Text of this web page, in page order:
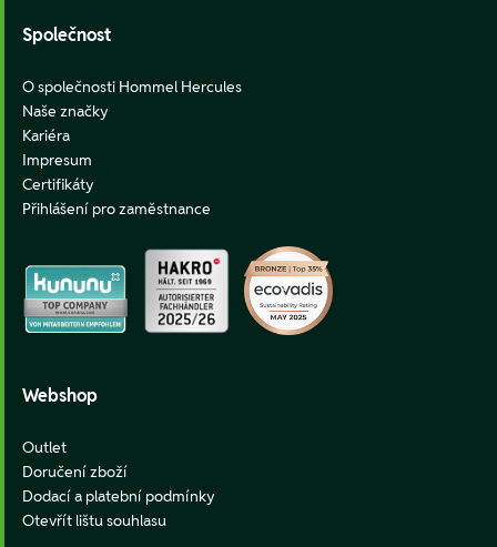
Společnost
O společnosti Hommel Hercules
Naše značky
Kariéra
Impresum
Certifikáty
Přihlášení pro zaměstnance
Webshop
Outlet
Doručení zboží
Dodací a platební podmínky
Otevřít lištu souhlasu